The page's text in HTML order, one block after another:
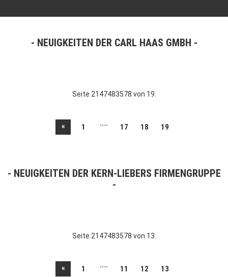
NEUIGKEITEN DER CARL HAAS GMBH
Seite 2147483578 von 19.
« 1 .... 17 18 19
NEUIGKEITEN DER KERN-LIEBERS FIRMENGRUPPE
Seite 2147483578 von 13.
« 1 .... 11 12 13